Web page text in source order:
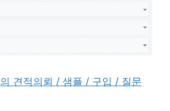
견적의뢰 / 샘플 / 구입 / 질문